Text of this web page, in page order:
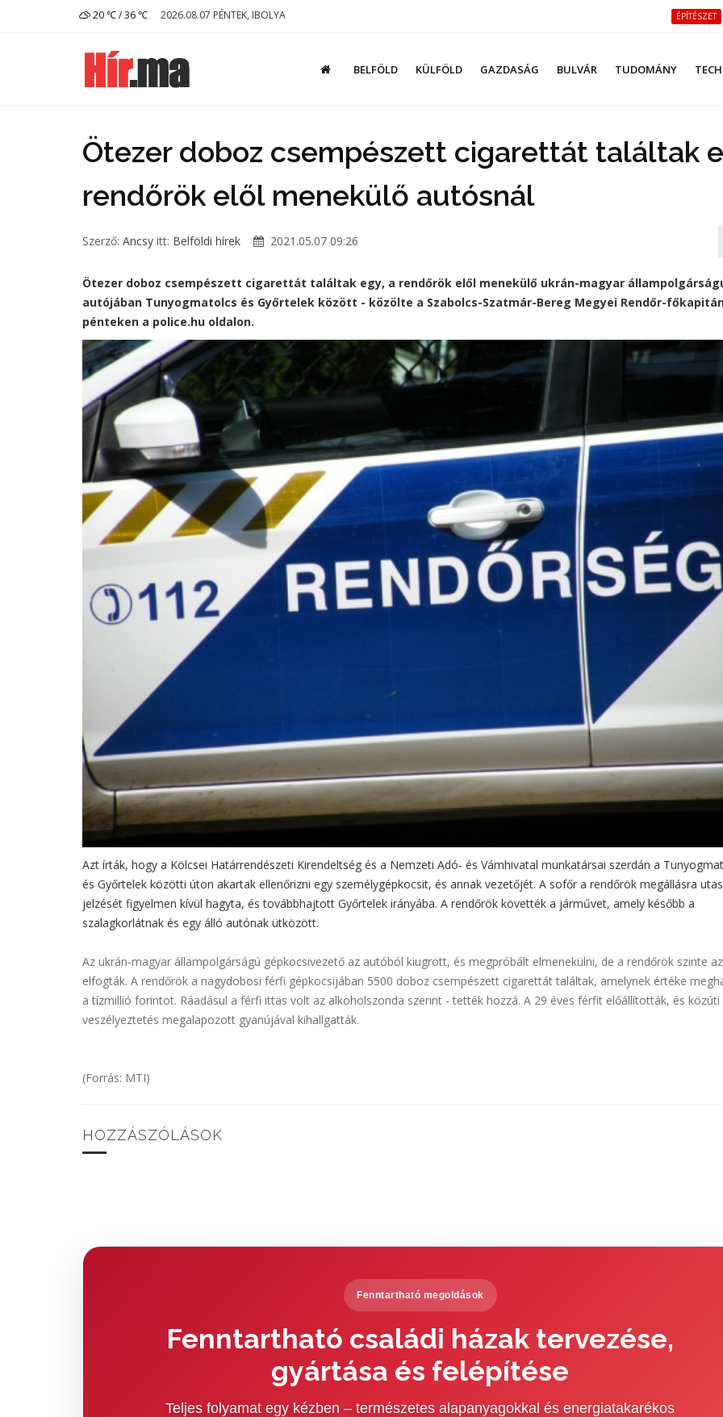
20 ℃ / 36 ℃ 2026.08.07 PÉNTEK, IBOLYA ÉPÍTÉSZET
BELFÖLD KÜLFÖLD GAZDASÁG BULVÁR TUDOMÁNY TECH
Ötezer doboz csempészett cigarettát találtak
rendőrök elől menekülő autósnál
Szerző: Ancsy itt: Belföldi hírek 2021.05.07 09:26
Ötezer doboz csempészett cigarettát találtak egy, a rendőrök elől menekülő ukrán-magyar
autójában Tunyogmatolcs és Győrtelek között - közölte a Szabolcs-Szatmár-Bereg Megyei Rendőr-
pénteken a police.hu oldalon.
Azt írták, hogy a Kölcsei Határrendészeti Kirendeltség és a Nemzeti Adó- és Vámhivatal munkatársai szerdán a
és Győrtelek közötti úton akartak ellenőrizni egy személygépkocsit, és annak vezetőjét. A sofőr a rendőrök megállásra
jelzését figyelmen kívül hagyta, és továbbhajtott Győrtelek irányába. A rendőrök követték a járművet, amely később a
szalagkorlátnak és egy álló autónak ütközött.
Az ukrán-magyar állampolgárságú gépkocsivezető az autóból kiugrott, és megpróbált elmenekülni, de a rendőrök szinte
elfogták. A rendőrök a nagydobosi férfi gépkocsijában 5500 doboz csempészett cigarettát találtak, amelynek értéke
a tízmillió forintot. Ráadásul a férfi ittas volt az alkoholszonda szerint - tették hozzá. A 29 éves férfit előállították, és közúti
veszélyeztetés megalapozott gyanújával kihallgatták.
(Forrás: MTI)
HOZZÁSZÓLÁSOK
Fenntartható megoldások
Fenntartható családi házak tervezése,
gyártása és felépítése
Teljes folyamat egy kézben – természetes alapanyagokkal és energiatakarékos